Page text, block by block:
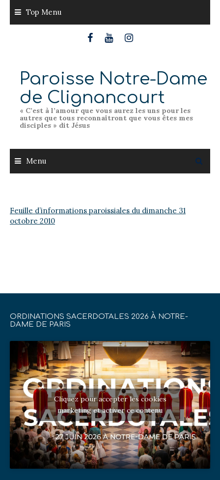
content
Top Menu
Paroisse Notre-Dame
de Clignancourt
« C’est à l’amour que vous aurez les uns pour les
autres que tous reconnaîtront que vous êtes mes
disciples » dit Jésus
Menu
Feuille d’informations paroissiales du dimanche 31
octobre 2010
ORDINATIONS SACERDOTALES 2026 À NOTRE-
DAME DE PARIS
Cliquez pour accepter les cookies
marketing et activer ce contenu